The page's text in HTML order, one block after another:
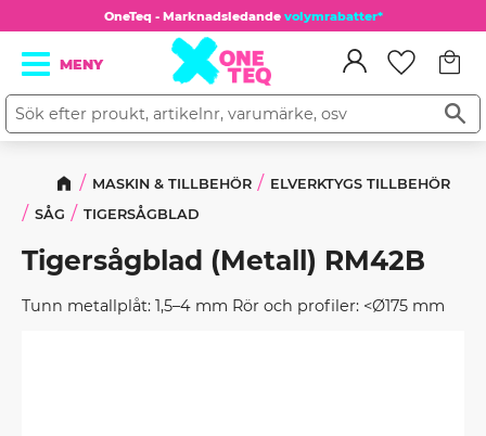
Meny
OneTeq - Marknadsledande volymrabatter*
MASKIN & TILLBEHÖR
ELVERKTYGS TILLBEHÖR
SÅG
TIGERSÅGBLAD
Tigersågblad (Metall) RM42B
Tunn metallplåt: 1,5–4 mm Rör och profiler: <Ø175 mm